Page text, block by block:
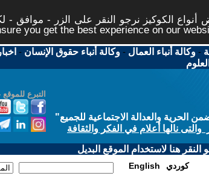
الكوكيز نرجو النقر على الزر - موافق -
you get the best experience on our
-وكالة أنباء العمال -وكالة أنباء حقوق الإنسان -
التبرع
والعدالة الاجتماعية للجميع"
نالها أعلام في الفكر والثقافة
هنا لاستخدام الموقع البديل
English كوردي